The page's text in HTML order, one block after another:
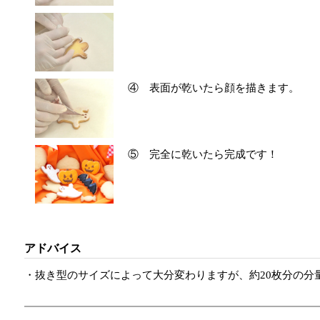
④ 表面が乾いたら顔を描きます。
⑤ 完全に乾いたら完成です！
アドバイス
・抜き型のサイズによって大分変わりますが、約20枚分の分